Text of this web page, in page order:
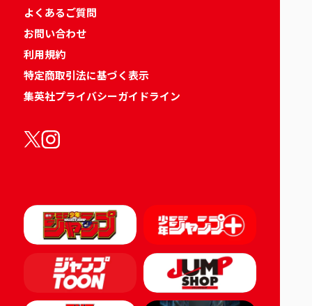
よくあるご質問
お問い合わせ
利用規約
特定商取引法に基づく表示
集英社プライバシーガイドライン